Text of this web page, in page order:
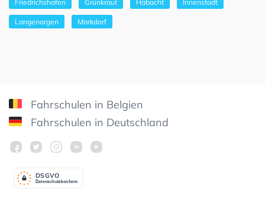
Friedrichshafen Grünkraut Habacht Innenstadt
Langenargen Markdorf
Fahrschulen in Belgien
Fahrschulen in Deutschland
Datenschutzkonform
DSGVO